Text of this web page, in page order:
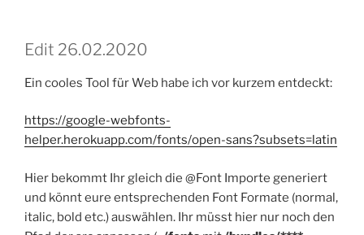
Edit 26.02.2020
Ein cooles Tool für Web habe ich vor kurzem entdeckt:
https://google-webfonts-
helper.herokuapp.com/fonts/open-sans?subsets=latin
Hier bekommt Ihr gleich die @Font Importe generiert
und könnt eure entsprechenden Font Formate (normal,
italic, bold etc.) auswählen. Ihr müsst hier nur noch den